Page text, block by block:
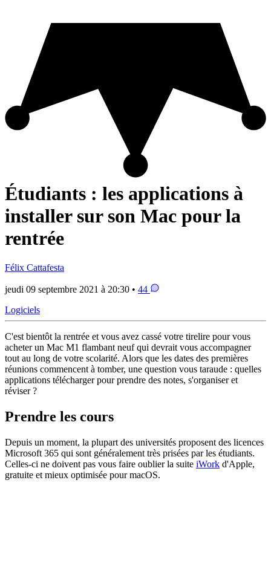
Étudiants : les applications à
installer sur son Mac pour la
rentrée
Félix Cattafesta
jeudi 09 septembre 2021 à 20:30 • 44
Logiciels
C'est bientôt la rentrée et vous avez cassé votre tirelire pour vous
acheter un Mac M1 flambant neuf qui devrait vous accompagner
tout au long de votre scolarité. Alors que les dates des premières
réunions commencent à tomber, une question vous taraude : quelles
applications télécharger pour prendre des notes, s'organiser et
réviser ?
Prendre les cours
Depuis un moment, la plupart des universités proposent des licences
Microsoft 365 qui sont généralement très prisées par les étudiants.
Celles-ci ne doivent pas vous faire oublier la suite iWork d'Apple,
gratuite et mieux optimisée pour macOS.